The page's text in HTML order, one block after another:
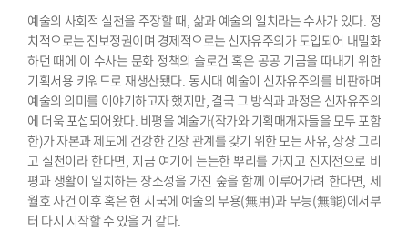
예술의 사회적 실천을 주장할 때, 삶과 예술의 일치라는 수사가 있다. 정
치적으로는 진보정권이며 경제적으로는 신자유주의가 도입되어 내밀화
하던 때에 이 수사는 문화 정책의 슬로건 혹은 공공 기금을 따내기 위한
기획서용 키워드로 재생산됐다. 동시대 예술이 신자유주의를 비판하며
예술의 의미를 이야기하고자 했지만, 결국 그 방식과 과정은 신자유주의
에 더욱 포섭되어왔다. 비평을 예술가(작가와 기획매개자들을 모두 포함
한)가 자본과 제도에 건강한 긴장 관계를 갖기 위한 모든 사유, 상상 그리
고 실천이라 한다면, 지금 여기에 든든한 뿌리를 가지고 진지전으로 비
평과 생활이 일치하는 장소성을 가진 숲을 함께 이루어가려 한다면, 세
월호 사건 이후 혹은 현 시국에 예술의 무용(無用)과 무능(無能)에서부
터 다시 시작할 수 있을 거 같다.